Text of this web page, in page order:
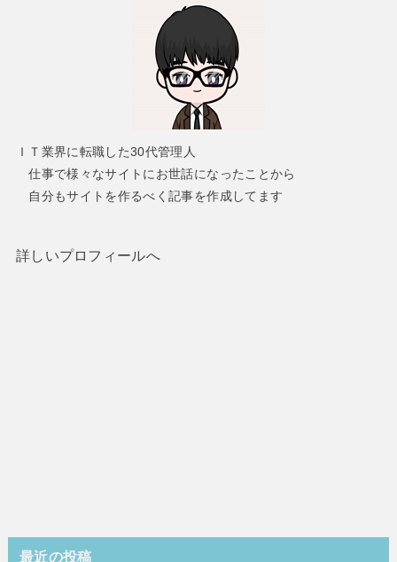
ＩＴ業界に転職した30代管理人
仕事で様々なサイトにお世話になったことから
自分もサイトを作るべく記事を作成してます
詳しいプロフィールへ
最近の投稿